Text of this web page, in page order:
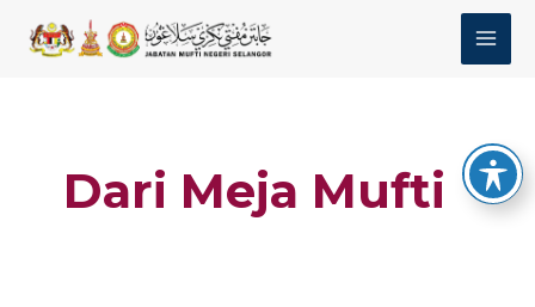
Dari Meja Mufti